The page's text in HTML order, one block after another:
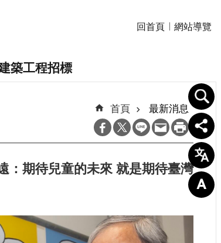
回首頁 網站導覽
築工程招標
首頁 最新消息
：期待兒童的未來 就是期待臺灣